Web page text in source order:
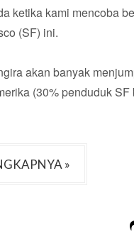
ketika kami mencoba
(SF) ini.
akan banyak
(30% penduduk SF
»